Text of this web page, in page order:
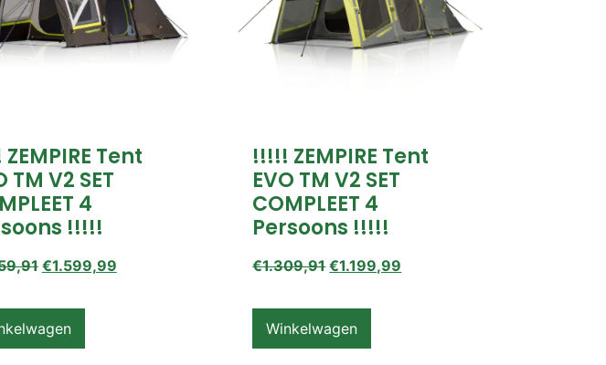
Tent
TM V2 SET
4
!!!!!
€1.599,99
!!!!! ZEMPIRE Tent
EVO TM V2 SET
COMPLEET 4
Persoons !!!!!
€1.309,91 €1.199,99
Winkelwagen